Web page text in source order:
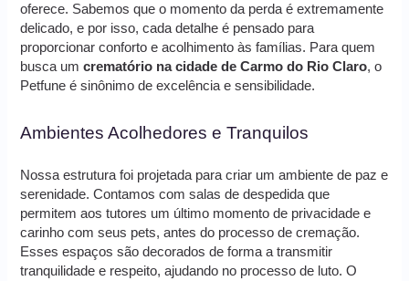
oferece. Sabemos que o momento da perda é extremamente
delicado, e por isso, cada detalhe é pensado para
proporcionar conforto e acolhimento às famílias. Para quem
busca umcrematório na cidade de Carmo do Rio Claro, o
Petfune é sinônimo de excelência e sensibilidade.
Ambientes Acolhedores e Tranquilos
Nossa estrutura foi projetada para criar um ambiente de paz e
serenidade. Contamos com salas de despedida que
permitem aos tutores um último momento de privacidade e
carinho com seus pets, antes do processo de cremação.
Esses espaços são decorados de forma a transmitir
tranquilidade e respeito, ajudando no processo de luto. O